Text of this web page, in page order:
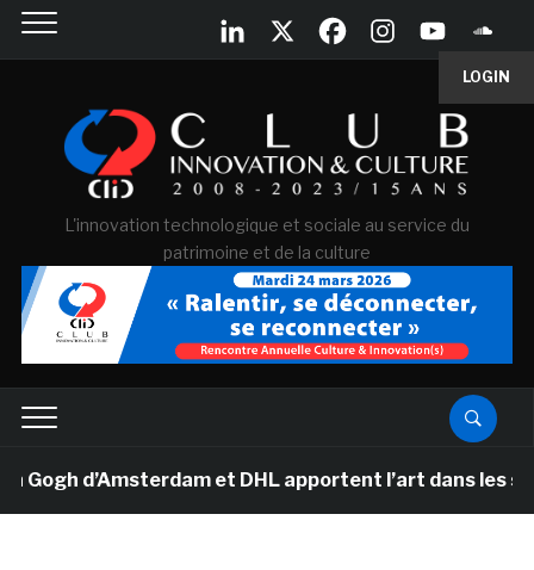
LOGIN
L'innovation technologique et sociale au service du
patrimoine et de la culture
d’Amsterdam et DHL apportent l’art dans les